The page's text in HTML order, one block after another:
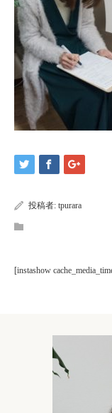
投稿者: tpurara
[instashow